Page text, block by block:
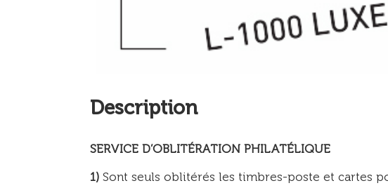
Description
SERVICE D’OBLITÉRATION PHILATÉLIQUE
1) Sont seuls oblitérés les timbres-poste et cartes